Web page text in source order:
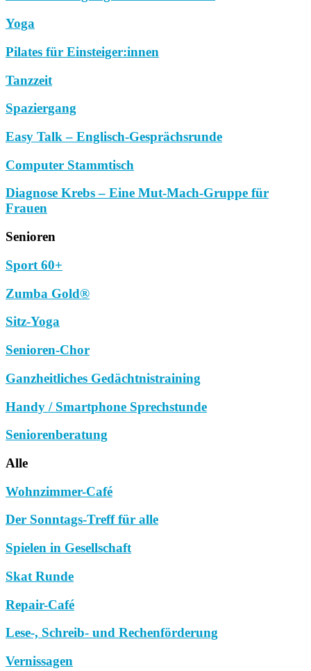
Yoga
Pilates für Einsteiger:innen
Tanzzeit
Spaziergang
Easy Talk – Englisch-Gesprächsrunde
Computer Stammtisch
Diagnose Krebs – Eine Mut-Mach-Gruppe für
Frauen
Senioren
Sport 60+
Zumba Gold®
Sitz-Yoga
Senioren-Chor
Ganzheitliches Gedächtnistraining
Handy / Smartphone Sprechstunde
Seniorenberatung
Alle
Wohnzimmer-Café
Der Sonntags-Treff für alle
Spielen in Gesellschaft
Skat Runde
Repair-Café
Lese-, Schreib- und Rechenförderung
Vernissagen